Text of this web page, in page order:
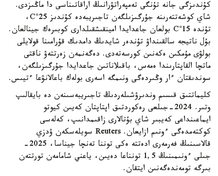
كۇندىزگى جانە تۇنگى تەمپەراتۋرانىڭ اراقاتىناسى دا ماڭىزدى.
شاي كوشەتتەرىنە جۇرگىزىلگەن تاجىريبەدە كۇندىز 25°C،
تۇندە 15°C بولعان جاعدايدا امينقىشقىلدارى كوبىرەك جينالعان.
بۇل ناتيجە سالقىنداۋ تۇندەر شايدىڭ دامدىك قۇرامىنا قولايلى
بولۋى مۇمكىن ەكەنىن كورسەتەدى. دەگەنمەن زەرتتەۋ ناقتى
ماتچا القاپتارىندا ەمەس، باقىلاناتىن جاعدايدا جۇرگىزىلگەن،
سوندىقتان ءار وڭىردەگى ونىمگە اسەرى بولەك باعالانۋعا ءتيىس.
كليماتتىق قىسىم وندىرۋشىلەردىڭ تاجىريبەسىنەن دە بايقالىپ
وتىر. 2024-جىلعى رەكوردتىق اپتاپتان كەيىن كيوتو
ايماعىنداعى كەيبىر شاي بۇتالارى زاقىمدانىپ، كەلەسى
كوكتەمدەگى ءونىم ازايعان. Reuters سويلەسكەن ۋدزي
قالاسىنىڭ فەرمەرى ادەتتە ەكى توننا تەنچا جيناسا، 2025-
جىلى ءونىمىنىڭ 1,5 تونناعا دەيىن، ياعني شامامەن تورتتەن
بىرگە تومەندەگەنىن ايتقان.